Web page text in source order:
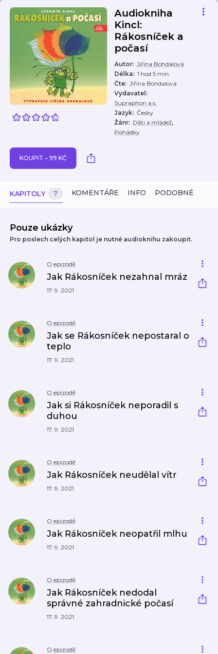
Audiokniha
Kincl:
Rákosníček a
počasí
Autor: Jiřina Bohdalová
Délka: 1 hod 5 min
Čte: Jiřina Bohdalová
Vydavatel :
Supraphon a.s.
Jazyk: Česky
Žánr: Děti a mládež,
Pohádky
KOUPIT – 99 KČ
KAPITOLY 7 KOMENTÁŘE INFO PODOBNÉ
Pouze ukázky
Pro poslech celých kapitol je nutné audioknihu zakoupit.
O epizodě
Jak Rákosníček nezahnal mráz
17. 9. 2021
O epizodě
Jak se Rákosníček nepostaral o
teplo
17. 9. 2021
O epizodě
Jak si Rákosníček neporadil s
duhou
17. 9. 2021
O epizodě
Jak Rákosníček neudělal vítr
17. 9. 2021
O epizodě
Jak Rákosníček neopatřil mlhu
17. 9. 2021
O epizodě
Jak Rákosníček nedodal
správné zahradnické počasí
17. 9. 2021
O epizodě